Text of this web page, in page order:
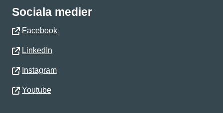
Sociala medier
Facebook
LinkedIn
Instagram
Youtube